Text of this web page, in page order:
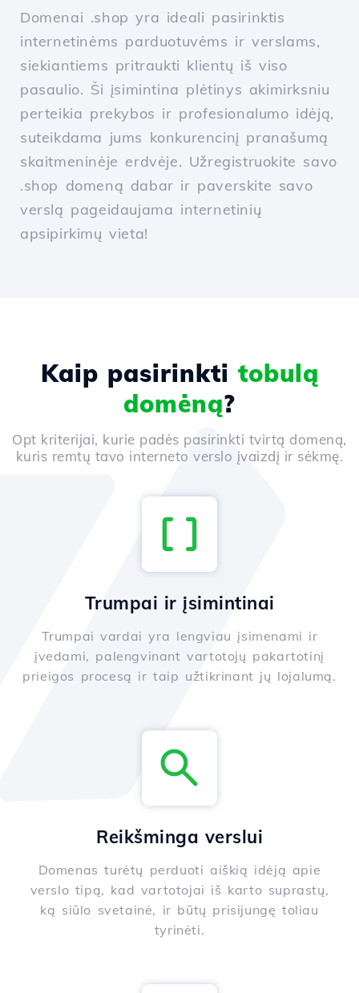
Domenai .shop yra ideali pasirinktis
internetinėms parduotuvėms ir verslams,
siekiantiems pritraukti klientų iš viso
pasaulio. Ši įsimintina plėtinys akimirksniu
perteikia prekybos ir profesionalumo idėją,
suteikdama jums konkurencinį pranašumą
skaitmeninėje erdvėje. Užregistruokite savo
.shop domeną dabar ir paverskite savo
verslą pageidaujama internetinių
apsipirkimų vieta!
Kaip pasirinkti tobulą
domėną?
Opt kriterijai, kurie padės pasirinkti tvirtą domeną,
kuris remtų tavo interneto verslo įvaizdį ir sėkmę.
Trumpai ir įsimintinai
Trumpai vardai yra lengviau įsimenami ir
įvedami, palengvinant vartotojų pakartotinį
prieigos procesą ir taip užtikrinant jų lojalumą.
Reikšminga verslui
Domenas turėtų perduoti aiškią idėją apie
verslo tipą, kad vartotojai iš karto suprastų,
ką siūlo svetainė, ir būtų prisijungę toliau
tyrinėti.